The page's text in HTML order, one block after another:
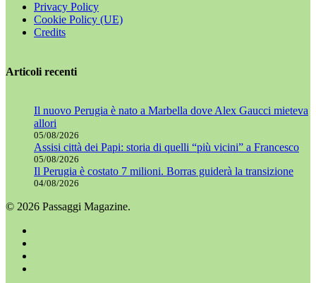
Privacy Policy
Cookie Policy (UE)
Credits
Articoli recenti
Il nuovo Perugia è nato a Marbella dove Alex Gaucci mieteva
allori
05/08/2026
Assisi città dei Papi: storia di quelli “più vicini” a Francesco
05/08/2026
Il Perugia è costato 7 milioni. Borras guiderà la transizione
04/08/2026
© 2026 Passaggi Magazine.